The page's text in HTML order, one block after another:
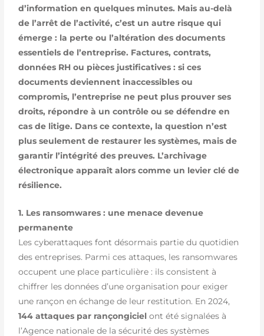
d’information en quelques minutes. Mais au-delà
de l’arrêt de l’activité, c’est un autre risque qui
émerge : la perte ou l’altération des documents
essentiels de l’entreprise. Factures, contrats,
données RH ou pièces justificatives : si ces
documents deviennent inaccessibles ou
compromis, l’entreprise ne peut plus prouver ses
droits, répondre à un contrôle ou se défendre en
cas de litige. Dans ce contexte, la question n’est
plus seulement de restaurer les systèmes, mais de
garantir l’intégrité des preuves. L’archivage
électronique apparaît alors comme un levier clé de
résilience.
1. Les ransomwares : une menace devenue
permanente
Les cyberattaques font désormais partie du quotidien
des entreprises. Parmi ces attaques, les ransomwares
occupent une place particulière : ils consistent à
chiffrer les données d’une organisation pour exiger
une rançon en échange de leur restitution. En 2024,
144 attaques par rançongiciel ont été signalées à
l’Agence nationale de la sécurité des systèmes